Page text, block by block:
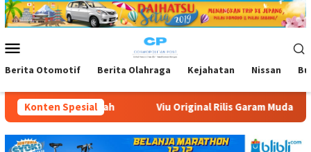
Loncat
ke
Mobile
Berita Otomotif Berita Olahraga Kejahatan Nissan
Konten Spesial
Original Rilis Garam Muda, Komedi Romantis Kisah Cinta